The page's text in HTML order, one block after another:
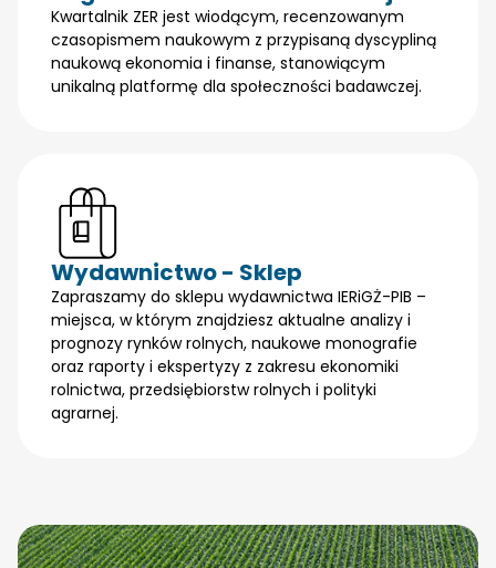
Kwartalnik ZER jest wiodącym, recenzowanym
czasopismem naukowym z przypisaną dyscypliną
naukową ekonomia i finanse, stanowiącym
unikalną platformę dla społeczności badawczej.
Wydawnictwo - Sklep
Zapraszamy do sklepu wydawnictwa IERiGŻ-PIB –
miejsca, w którym znajdziesz aktualne analizy i
prognozy rynków rolnych, naukowe monografie
oraz raporty i ekspertyzy z zakresu ekonomiki
rolnictwa, przedsiębiorstw rolnych i polityki
agrarnej.